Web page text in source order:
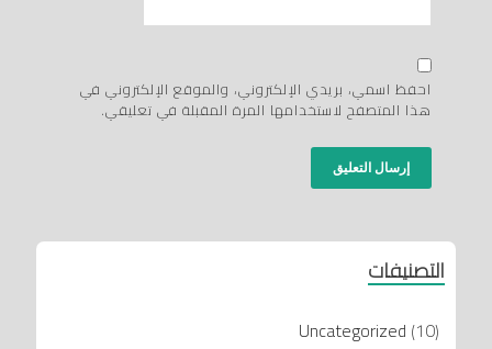
احفظ اسمي، بريدي الإلكتروني، والموقع الإلكتروني في
هذا المتصفح لاستخدامها المرة المقبلة في تعليقي.
التصنيفات
Uncategorized (10)